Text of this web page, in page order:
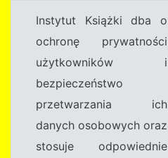
Instytut Książki dba o
ochronę prywatności
użytkowników i
bezpieczeństwo
przetwarzania ich
danych osobowych oraz
stosuje odpowiednie